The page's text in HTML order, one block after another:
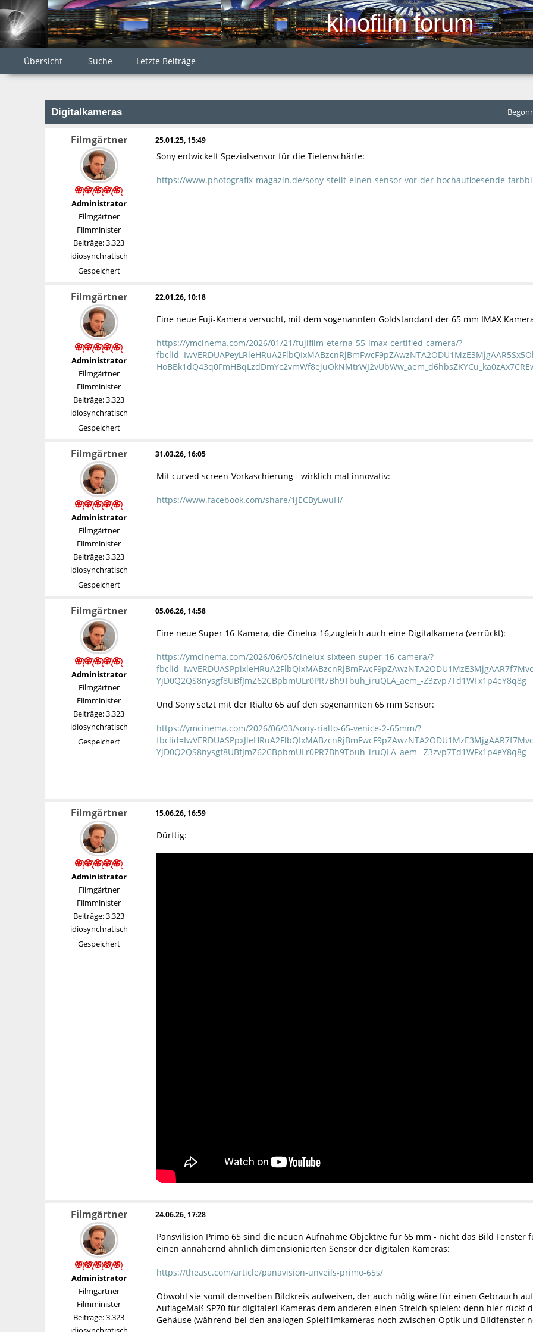
kinofilm forum
Übersicht Suche Letzte Beiträge
Digitalkameras
Filmgärtner
Administrator
Filmgärtner
Filmminister
Beiträge: 3.323
idiosynchratisch
Gespeichert
25.01.25, 15:49
Sony entwickelt Spezialsensor für die Tiefenschärfe:
https://www.photografix-magazin.de/sony-stellt-einen-sensor-vor-der-hochaufloesende-
Filmgärtner
Administrator
Filmgärtner
Filmminister
Beiträge: 3.323
idiosynchratisch
Gespeichert
22.01.26, 10:18
Eine neue Fuji-Kamera versucht, mit dem sogenannten Goldstandard der 65 mm IMAX
https://ymcinema.com/2026/01/21/fujifilm-eterna-55-imax-certified-camera/?
Filmgärtner
Administrator
Filmgärtner
Filmminister
Beiträge: 3.323
idiosynchratisch
Gespeichert
31.03.26, 16:05
Mit curved screen-Vorkaschierung - wirklich mal innovativ:
https://www.facebook.com/share/1JECByLwuH/
Filmgärtner
Administrator
Filmgärtner
Filmminister
Beiträge: 3.323
idiosynchratisch
Gespeichert
05.06.26, 14:58
Eine neue Super 16-Kamera, die Cinelux 16,zugleich auch eine Digitalkamera (verrückt):
https://ymcinema.com/2026/06/05/cinelux-sixteen-super-16-camera/?
YjD0Q2QS8nysgf8UBfJmZ62CBpbmULr0PR7Bh9Tbuh_iruQLA_aem_-Z3zvp7Td1WFx1p4eY8q8g
Und Sony setzt mit der Rialto 65 auf den sogenannten 65 mm Sensor:
https://ymcinema.com/2026/06/03/sony-rialto-65-venice-2-65mm/?
YjD0Q2QS8nysgf8UBfJmZ62CBpbmULr0PR7Bh9Tbuh_iruQLA_aem_-Z3zvp7Td1WFx1p4eY8q8g
Filmgärtner
Administrator
Filmgärtner
Filmminister
Beiträge: 3.323
idiosynchratisch
Gespeichert
15.06.26, 16:59
Dürftig:
Filmgärtner
Administrator
Filmgärtner
Filmminister
Beiträge: 3.323
24.06.26, 17:28
Pansvilision Primo 65 sind die neuen Aufnahme Objektive für 65 mm - nicht das Bild
einen annähernd ähnlich dimensionierten Sensor der digitalen Kameras:
https://theasc.com/article/panavision-unveils-primo-65s/
Obwohl sie somit demselben Bildkreis aufweisen, der auch nötig wäre für einen Gebrauch
AuflageMaß SP70 für digitalerl Kameras dem anderen einen Streich spielen: denn hier rückt
Gehäuse (während bei den analogen Spielfilmkameras noch zwischen Optik und Bildfenster